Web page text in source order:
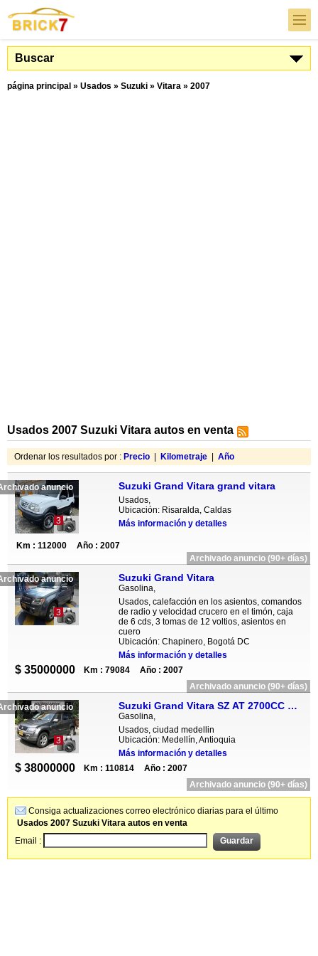
Buscar
página principal » Usados » Suzuki » Vitara » 2007
Usados 2007 Suzuki Vitara autos en venta
Ordenar los resultados por : Precio Kilometraje Año
anuncio
3
Suzuki Grand Vitara grand vitara
Usados,
Ubicación: Risaralda, Caldas
Más información y detalles
Km : 112000
Año : 2007
Archivado anuncio (90+ días)
anuncio
3
Suzuki Grand Vitara
Gasolina,
Usados, calefacción en los asientos, comandos
de radio y velocidad crucero en el timón, caja
de 6 cds, 3 tomas de 12 voltios, asientos en
cuero
Ubicación: Chapinero, Bogotá DC
Más información y detalles
$ 35000000 Km : 79084
Año : 2007
Archivado anuncio (90+ días)
anuncio
3
Suzuki Grand Vitara SZ AT 2700CC 5P 4X4
Gasolina,
Usados, ciudad medellin
Ubicación: Medellín, Antioquia
Más información y detalles
$ 38000000 Km : 110814
Año : 2007
Archivado anuncio (90+ días)
Consiga actualizaciones correo electrónico diarias para el último
Usados 2007 Suzuki Vitara autos en venta
Email :